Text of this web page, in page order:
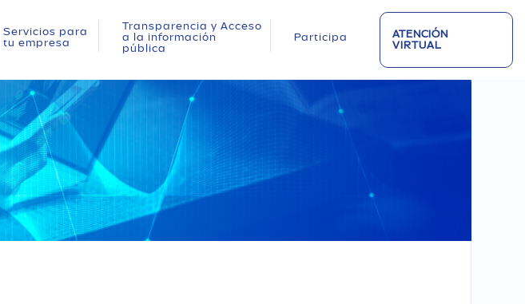
Servicios para
tu empresa
Transparencia y Acceso
a la información
pública
Participa
ATENCIÓN
VIRTUAL